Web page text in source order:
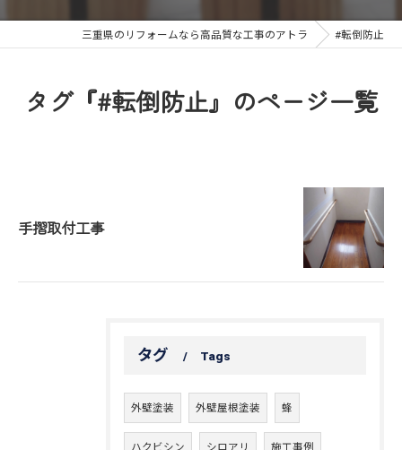
三重県のリフォームなら高品質な工事のアトラ #転倒防止
タグ『#転倒防止』のページ一覧
手摺取付工事
タグ Tags
外壁塗装 外壁屋根塗装 蜂
ハクビシン シロアリ 施工事例